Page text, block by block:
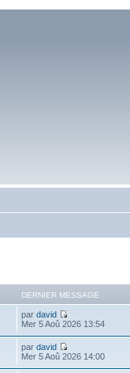
DERNIER MESSAGE
pardavid
Mer 5 Aoû 2026 13:54
pardavid
Mer 5 Aoû 2026 14:00